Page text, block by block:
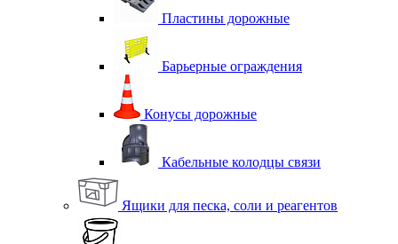
Пластины дорожные
Барьерные ограждения
Конусы дорожные
Кабельные колодцы связи
Ящики для песка, соли и реагентов